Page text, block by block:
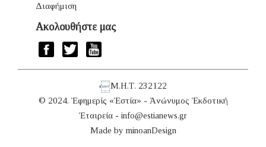
Διαφήμιση
Ακολουθήστε μας
Μ.Η.Τ. 232122
© 2024. Ἐφημερίς «Ἑστία» - Ἀνώνυμος Ἐκδοτική
Ἑταιρεία - info@estianews.gr
Made by minoanDesign